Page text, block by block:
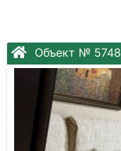
Объект №